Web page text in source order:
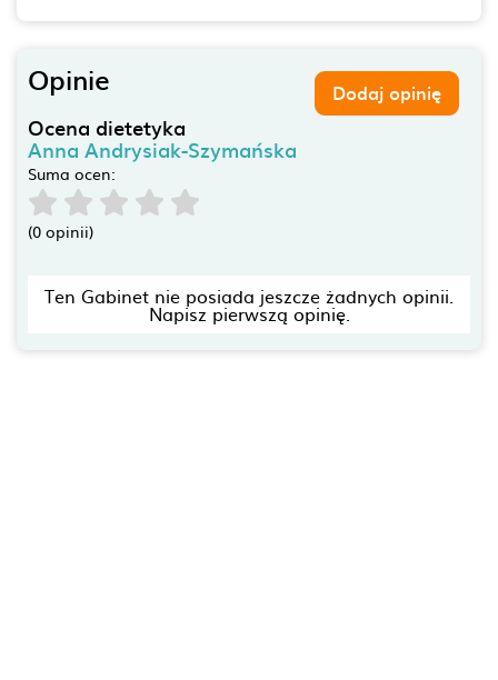
Opinie Dodaj opinię
Ocena dietetyka
Anna Andrysiak-Szymańska
Suma ocen:
(0 opinii)
Ten Gabinet nie posiada jeszcze żadnych opinii.
Napisz pierwszą opinię.